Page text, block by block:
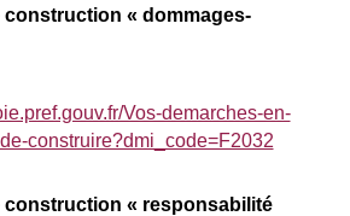
« dommages-
Vos-demarches-en-
construire?dmi_code=F2032
« responsabilité